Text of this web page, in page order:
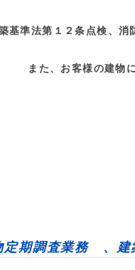
基準法第１２条点検、
また、お客様の建物
期調査業務 、建